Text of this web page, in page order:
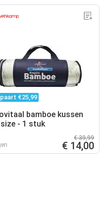
€25,99
bamboe kussen
- 1 stuk
€ 39,99
€ 14,00